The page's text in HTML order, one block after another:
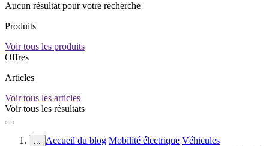
Aucun résultat pour votre recherche
Produits
Voir tous les produits
Offres
Articles
Voir tous les articles
Voir tous les résultats
... Accueil du blog Mobilité électrique Véhicules